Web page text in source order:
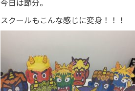
スクールもこんな感じに変身！！！